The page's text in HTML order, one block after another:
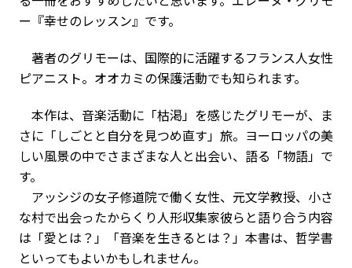
ー『幸せのレッスン』です。
著者のグリモーは、国際的に活躍するフランス人女性
ピアニスト。オオカミの保護活動でも知られます。
本作は、音楽活動に「枯渇」を感じたグリモーが、ま
さに「しごとと自分を見つめ直す」旅。ヨーロッパの美
しい風景の中でさまざまな人と出会い、語る「物語」で
す。
アッシジの女子修道院で働く女性、元文学教授、小さ
な村で出会ったからくり人形収集家――彼らと語り合う内容
は「愛とは？」「音楽を生きるとは？」――本書は、哲学書
といってもよいかもしれません。